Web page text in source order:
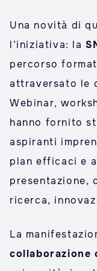
Una novità di
l’iniziativa: la
percorso
attraversato le
Webinar,
hanno fornito
aspiranti
plan efficaci e
presentazione,
ricerca,
La
collaborazione